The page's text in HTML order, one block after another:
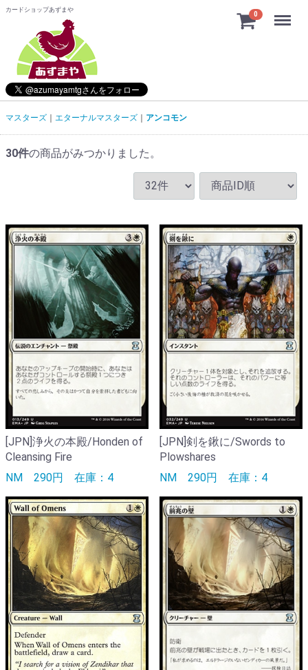
カードショップあずまや
0 Menu
マスターズ エターナルマスターズ アンコモン
30件の商品がみつかりました。
[JPN]浄火の本殿/Honden of
Cleansing Fire
NM 290円 在庫：4
[JPN]剣を鍬に/Swords to
Plowshares
NM 290円 在庫：4